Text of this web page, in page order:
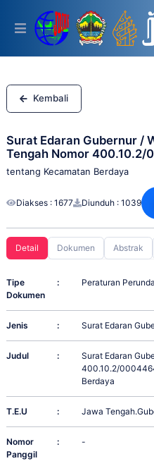
This
includes
accessibility
system.
Kembali
Surat Edaran Gubernur /
Tengah Nomor 400.10.2/
tentang Kecamatan Berdaya
Diakses : 1677 Diunduh : 1039
Detail Dokumen Abstrak
Tipe
Dokumen
: Peraturan
Jenis : Surat Edaran
Judul :
Surat Edaran
400.10.2/
Berdaya
T.E.U : Jawa
Nomor
Panggil
: -